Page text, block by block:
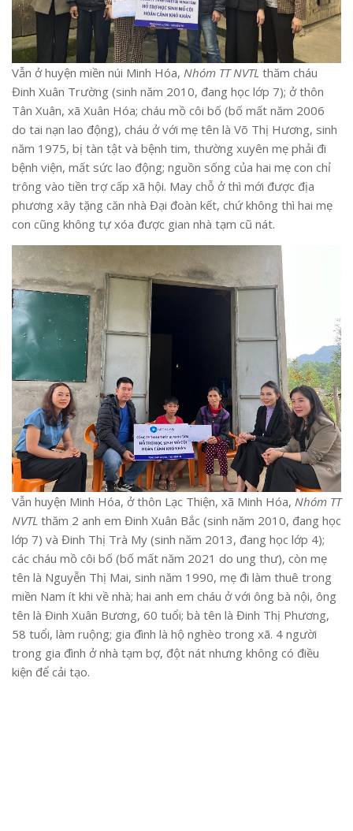
Vẫn ở huyện miền núi Minh Hóa, Nhóm TT NVTL thăm cháu
Đinh Xuân Trường (sinh năm 2010, đang học lớp 7); ở thôn
Tân Xuân, xã Xuân Hóa; cháu mồ côi bố (bố mất năm 2006
do tai nạn lao động), cháu ở với mẹ tên là Võ Thị Hương, sinh
năm 1975, bị tàn tật và bệnh tim, thường xuyên mẹ phải đi
bệnh viện, mất sức lao động; nguồn sống của hai mẹ con chỉ
trông vào tiền trợ cấp xã hội. May chỗ ở thì mới được địa
phương xây tặng căn nhà Đại đoàn kết, chứ không thì hai mẹ
con cũng không tự xóa được gian nhà tạm cũ nát.
Vẫn huyện Minh Hóa, ở thôn Lạc Thiện, xã Minh Hóa, Nhóm TT
NVTL thăm 2 anh em Đinh Xuân Bắc (sinh năm 2010, đang học
lớp 7) và Đinh Thị Trà My (sinh năm 2013, đang học lớp 4);
các cháu mồ côi bố (bố mất năm 2021 do ung thư), còn mẹ
tên là Nguyễn Thị Mai, sinh năm 1990, mẹ đi làm thuê trong
miền Nam ít khi về nhà; hai anh em cháu ở với ông bà nội, ông
tên là Đinh Xuân Bương, 60 tuổi; bà tên là Đinh Thị Phương,
58 tuổi, làm ruộng; gia đình là hộ nghèo trong xã. 4 người
trong gia đình ở nhà tạm bợ, đột nát nhưng không có điều
kiện để cải tạo.